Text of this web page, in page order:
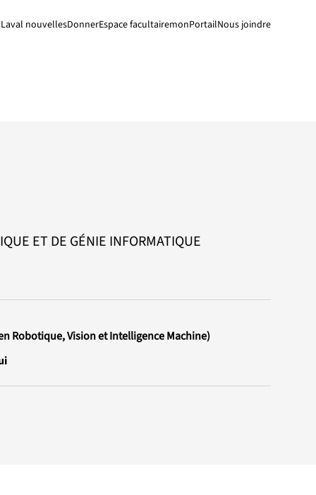
nouvellesDonnerEspace facultairemonPortailNous joindre
ET DE GÉNIE INFORMATIQUE
Robotique, Vision et Intelligence Machine)